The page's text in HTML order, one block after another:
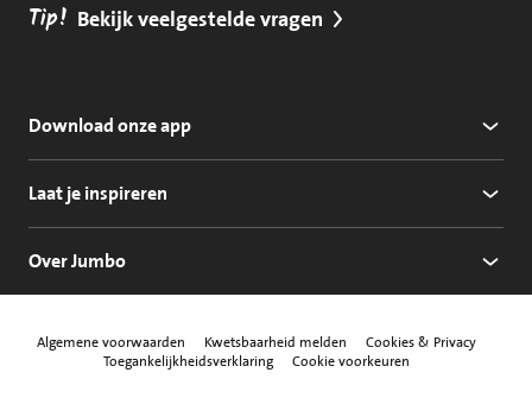
Tip! Bekijk veelgestelde vragen
Download onze app
Laat je inspireren
Over Jumbo
Algemene voorwaarden Kwetsbaarheid melden
Cookies & Privacy
Toegankelijkheidsverklaring
Cookie voorkeuren